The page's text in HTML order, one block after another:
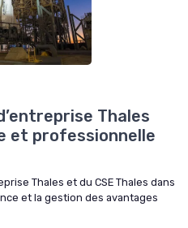
Thales
et professionnelle
Thales et du CSE Thales dans
et la gestion des avantages